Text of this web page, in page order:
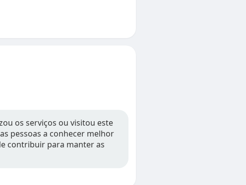
os serviços ou visitou este
pessoas a conhecer melhor
contribuir para manter as